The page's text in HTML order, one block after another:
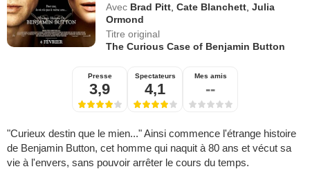
Avec Brad Pitt ,Cate Blanchett ,Julia
Ormond
Titre original
The Curious Case of Benjamin Button
Presse
3,9
Spectateurs
4,1
Mes amis
--
"Curieux destin que le mien..." Ainsi commence l'étrange histoire
de Benjamin Button, cet homme qui naquit à 80 ans et vécut sa
vie à l'envers, sans pouvoir arrêter le cours du temps.